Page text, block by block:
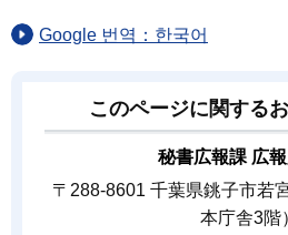
Google 번역：한국어
このページに関する
秘書広報課 広
〒288-8601 千葉県銚子市若
本庁舎3階）